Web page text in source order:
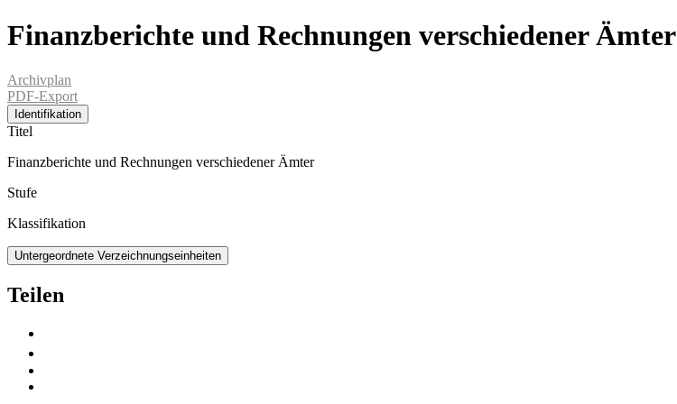
Finanzberichte und Rechnungen verschiedener Ämter
Archivplan
PDF-Export
Identifikation
Titel
Finanzberichte und Rechnungen verschiedener Ämter
Stufe
Klassifikation
Untergeordnete Verzeichnungseinheiten
Teilen